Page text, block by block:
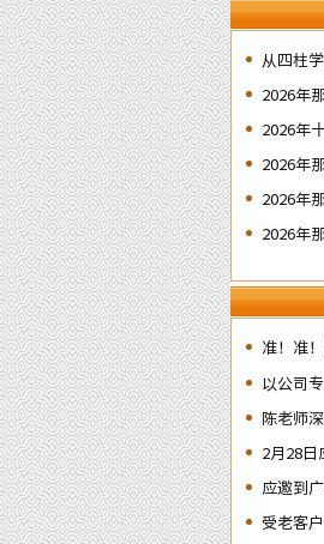
从四柱
程中的
2026年
2026年
2026年
2026年
2026年
分析
准！准
丙午流
以公司
邀出席
司》成
陈老师
2月28日
区为朋
水
应邀到
金融大
受老客